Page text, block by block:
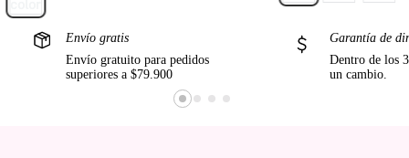
Envío gratis
Envío gratuito para pedidos
superiores a $79.900
Garantía de
Dentro de los
un cambio.